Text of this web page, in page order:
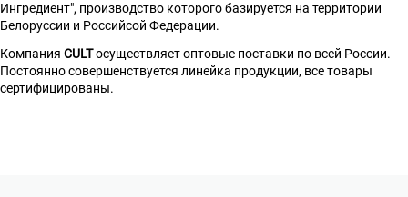
Ингредиент", производство которого базируется на территории
Белоруссии и Российсой Федерации.
Компания CULTосуществляет оптовые поставки по всей России.
Постоянно совершенствуется линейка продукции, все товары
сертифицированы.